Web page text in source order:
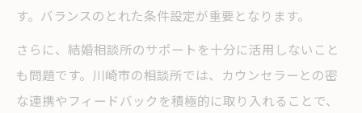
す。バランスのとれた条件設定が重要となります。
さらに、結婚相談所のサポートを十分に活用しないこと
も問題です。川崎市の相談所では、カウンセラーとの密
な連携やフィードバックを積極的に取り入れることで、